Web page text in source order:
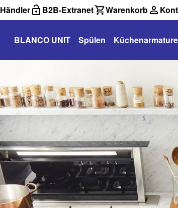
Händler B2B-Extranet Warenkorb
BLANCO UNIT Spülen